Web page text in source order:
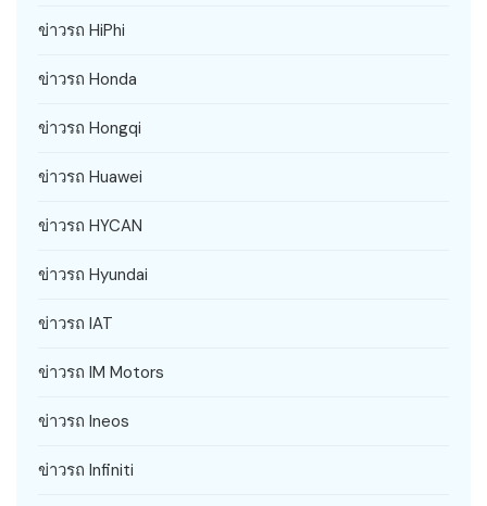
ข่าวรถ HiPhi
ข่าวรถ Honda
ข่าวรถ Hongqi
ข่าวรถ Huawei
ข่าวรถ HYCAN
ข่าวรถ Hyundai
ข่าวรถ IAT
ข่าวรถ IM Motors
ข่าวรถ Ineos
ข่าวรถ Infiniti